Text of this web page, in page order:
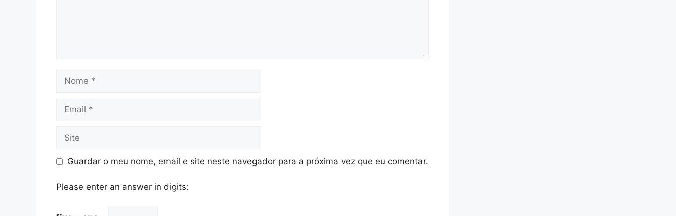
Nome
Email
Site
Guardar o meu nome, email e site neste navegador para a próxima vez que eu comentar.
Please enter an answer in digits: